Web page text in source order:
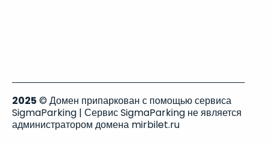
2025 © Домен припаркован с помощью сервиса
SigmaParking | Сервис SigmaParking не является
администратором домена mirbilet.ru